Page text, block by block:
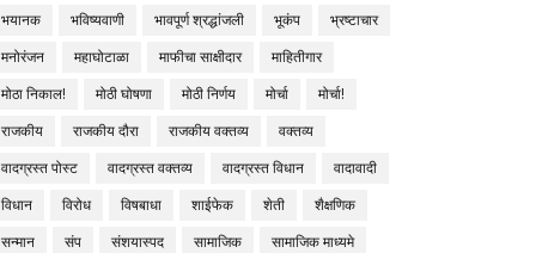
भयानक
भविष्यवाणी भावपूर्ण श्रद्धांजली भूकंप
भ्रष्टाचार
मनोरंजन
महाघोटाळा माफीचा साक्षीदार
माहितीगार
मोठा निकाल!
मोठी घोषणा मोठी निर्णय मोर्चा
मोर्चा!
राजकीय
राजकीय दौरा राजकीय वक्तव्य
वक्तव्य
वादग्रस्त पोस्ट
वादग्रस्त वक्तव्य वादग्रस्त विधान
वादावादी
विधान
विरोध विषबाधा शाईफेक शेती
शैक्षणिक
सन्मान
संप संशयास्पद सामाजिक
सामाजिक माध्यमे